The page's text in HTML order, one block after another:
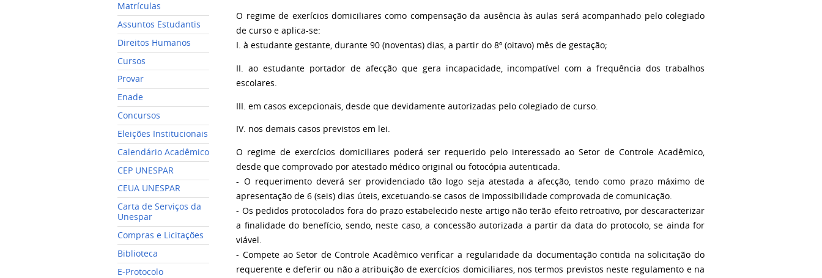
Matrículas
Assuntos Estudantis
Direitos Humanos
Cursos
Provar
Enade
Concursos
Eleições Institucionais
Calendário Acadêmico
CEP UNESPAR
CEUA UNESPAR
Carta de Serviços da
Unespar
Compras e Licitações
Biblioteca
E-Protocolo
O regime de exerícios domiciliares como compensação da ausência às aulas será acompanhado pelo colegiado
de curso e aplica-se:
I. à estudante gestante, durante 90 (noventas) dias, a partir do 8º (oitavo) mês de gestação;
II. ao estudante portador de afecção que gera incapacidade, incompatível com a frequência dos trabalhos
escolares.
III. em casos excepcionais, desde que devidamente autorizadas pelo colegiado de curso.
IV. nos demais casos previstos em lei.
O regime de exercícios domiciliares poderá ser requerido pelo interessado ao Setor de Controle Acadêmico,
desde que comprovado por atestado médico original ou fotocópia autenticada.
- O requerimento deverá ser providenciado tão logo seja atestada a afecção, tendo como prazo máximo de
apresentação de 6 (seis) dias úteis, excetuando-se casos de impossibilidade comprovada de comunicação.
- Os pedidos protocolados fora do prazo estabelecido neste artigo não terão efeito retroativo, por descaracterizar
a finalidade do benefício, sendo, neste caso, a concessão autorizada a partir da data do protocolo, se ainda for
viável.
- Compete ao Setor de Controle Acadêmico verificar a regularidade da documentação contida na solicitação do
requerente e deferir ou não a atribuição de exercícios domiciliares, nos termos previstos neste regulamento e na